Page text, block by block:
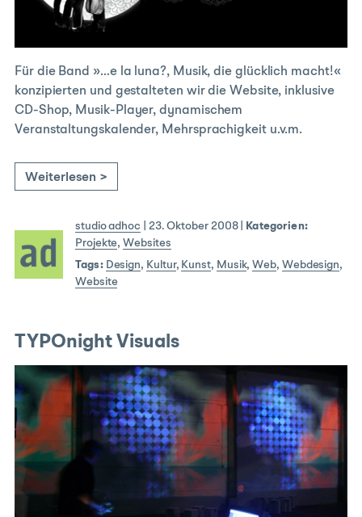
Für die Band »…e la luna?, Musik, die glücklich macht!«
konzipierten und gestalteten wir die Website, inklusive
CD-Shop, Musik-Player, dynamischem
Veranstaltungskalender, Mehrsprachigkeit u.v.m.
Weiterlesen >
studio adhoc 23. Oktober 2008|
Kategorien:
Projekte,Websites
Tags: Design, Kultur, Kunst, Musik,Web, Webdesign,
Website
TYPOnight Visuals